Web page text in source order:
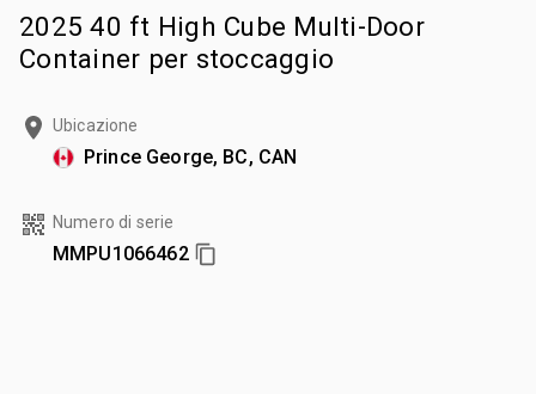
2025 40 ft High Cube Multi-Door
Container per stoccaggio
Ubicazione
Prince George, BC, CAN
Numero di serie
MMPU1066462